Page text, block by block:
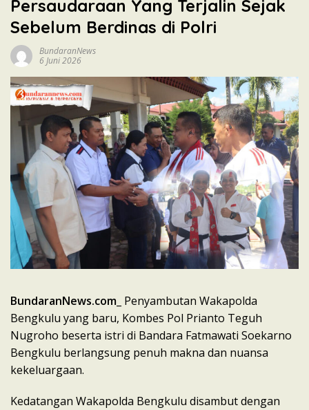
Persaudaraan Yang Terjalin Sejak
Sebelum Berdinas di Polri
BundaranNews
6 Juni 2026
BundaranNews.com _ Penyambutan Wakapolda
Bengkulu yang baru, Kombes Pol Prianto Teguh
Nugroho beserta istri di Bandara Fatmawati Soekarno
Bengkulu berlangsung penuh makna dan nuansa
kekeluargaan.
Kedatangan Wakapolda Bengkulu disambut dengan